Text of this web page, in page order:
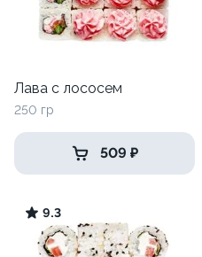
Лава с лососем
250 гр
509 ₽
9.3